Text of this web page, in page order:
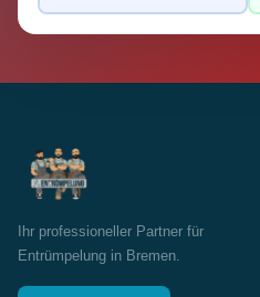
Ihr professioneller Partner für
Entrümpelung in Bremen.